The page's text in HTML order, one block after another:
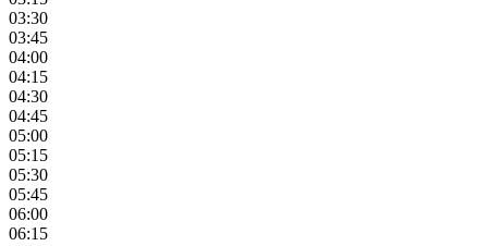
03:30
03:45
04:00
04:15
04:30
04:45
05:00
05:15
05:30
05:45
06:00
06:15